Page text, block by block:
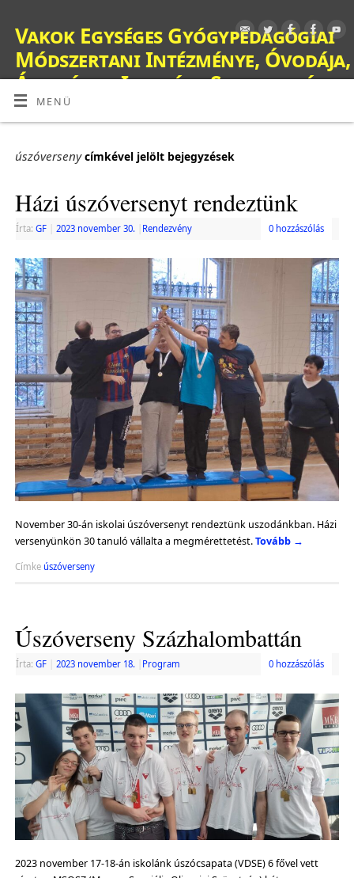
Vakok Egységes Gyógypedagógiai
Módszertani Intézménye, Óvodája,
Általános Iskolája, Szakiskolája,
Készségfejlesztő Iskolája, Fejlesztő
Nevelés-Oktatást Végző Iskolája,
Kollégiuma és Gyermekotthona
MENÜ
úszóversenycímkével jelölt bejegyzések
Házi úszóversenyt rendeztünk
Írta: GF 2023 november 30. Rendezvény 0 hozzászólás
November 30-án iskolai úszóversenyt rendeztünk uszodánkban. Házi
versenyünkön 30 tanuló vállalta a megmérettetést.Tovább →
Címke úszóverseny
Úszóverseny Százhalombattán
Írta: GF 2023 november 18. Program 0 hozzászólás
2023 november 17-18-án iskolánk úszócsapata (VDSE) 6 fővel vett